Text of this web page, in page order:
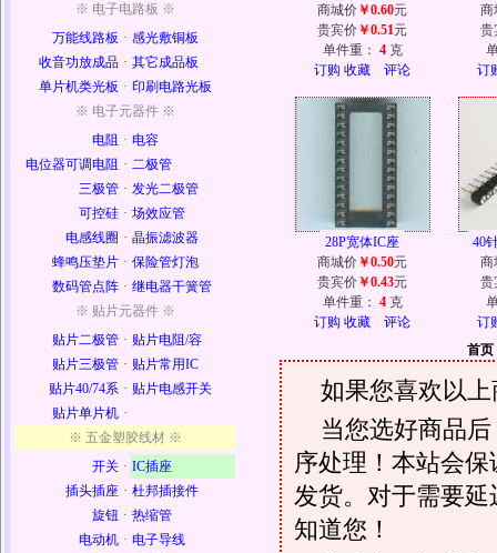
※ 电子电路板 ※
万能线路板 · 感光敷铜板
收音功放成品 · 其它成品板
单片机类光板 · 印刷电路光板
※ 电子元器件 ※
电阻 · 电容
电位器可调电阻 · 二极管
三极管 · 发光二极管
可控硅 · 场效应管
电感线圈 · 晶振滤波器
蜂鸣压垫片 · 保险管灯泡
数码管点阵 · 继电器干簧管
※ 贴片元器件 ※
贴片二极管 · 贴片电阻/容
贴片三极管 · 贴片常用IC
贴片40/74系 · 贴片电感开关
贴片单片机 ·
※ 五金塑胶线材 ※
开关 · IC插座
插头插座 · 杜邦插接件
旋钮 · 热缩管
电动机 · 电子导线
商城价 ￥0.60元
贵宾价 ￥0.51元
单件重： 4 克
订购 收藏 评论
商
贵
订
28P宽体IC座
商城价 ￥0.50元
贵宾价 ￥0.43元
单件重： 4 克
订购 收藏 评论
40
商
贵
订
首页
如果您喜欢以
当您选好商品
序处理！本站会
发货。对于需要
知道您！